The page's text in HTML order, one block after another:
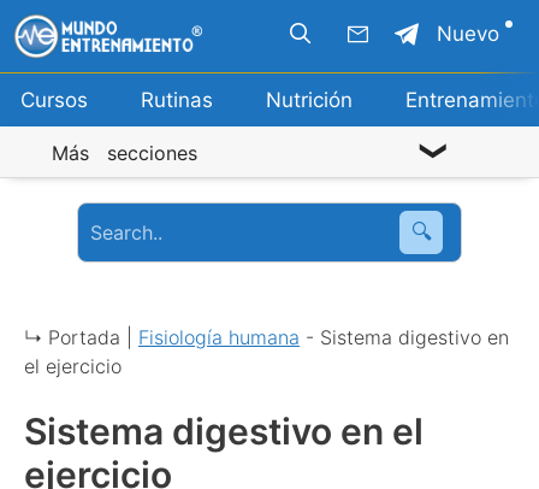
Saltar
al
contenido
Cursos Rutinas Nutrición
Nuevo
Más secciones
🔍
↳ Portada | Fisiología humana - Sistema digestivo en
el ejercicio
Sistema digestivo en el
ejercicio